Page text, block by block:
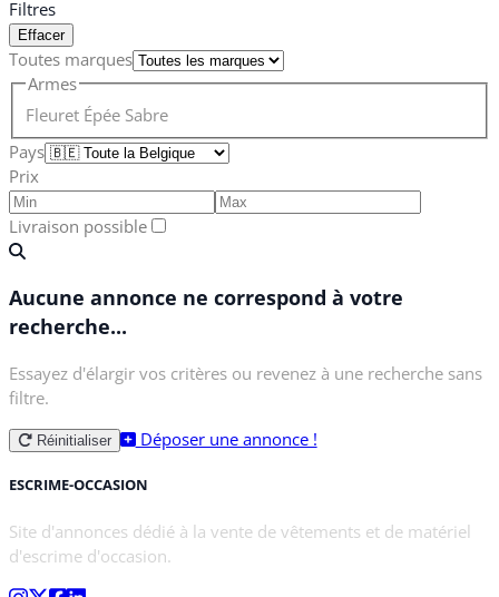
Filtres
Effacer
Toutes marques
Armes
Fleuret Épée Sabre
Pays
Prix
Livraison possible
Aucune annonce ne correspond à votre
recherche...
Essayez d'élargir vos critères ou revenez à une recherche sans
filtre.
Réinitialiser Déposer une annonce !
ESCRIME-OCCASION
Site d'annonces dédié à la vente de vêtements et de matériel
d'escrime d'occasion.